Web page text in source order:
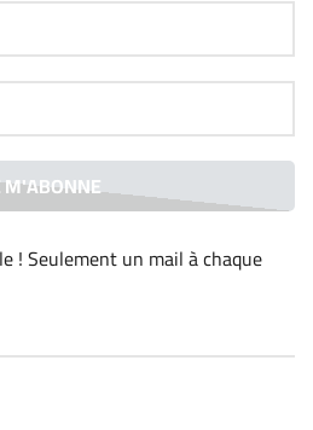
! Seulement un mail à chaque